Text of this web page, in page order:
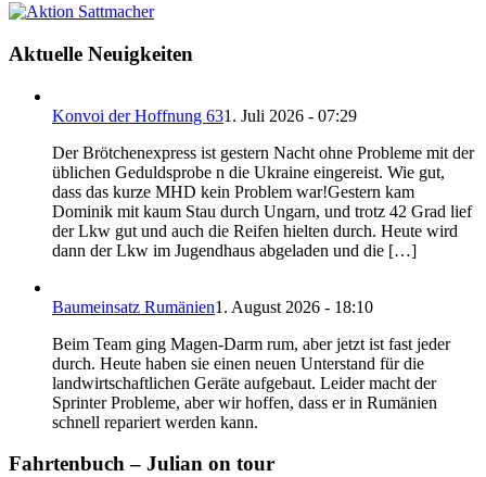
Aktuelle Neuigkeiten
Konvoi der Hoffnung 631. Juli 2026 - 07:29
Der Brötchenexpress ist gestern Nacht ohne Probleme mit der
üblichen Geduldsprobe n die Ukraine eingereist. Wie gut,
dass das kurze MHD kein Problem war!Gestern kam
Dominik mit kaum Stau durch Ungarn, und trotz 42 Grad lief
der Lkw gut und auch die Reifen hielten durch. Heute wird
dann der Lkw im Jugendhaus abgeladen und die […]
Baumeinsatz Rumänien1. August 2026 - 18:10
Beim Team ging Magen-Darm rum, aber jetzt ist fast jeder
durch. Heute haben sie einen neuen Unterstand für die
landwirtschaftlichen Geräte aufgebaut. Leider macht der
Sprinter Probleme, aber wir hoffen, dass er in Rumänien
schnell repariert werden kann.
Fahrtenbuch – Julian on tour